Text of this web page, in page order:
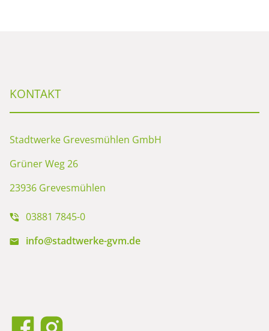
KONTAKT
Stadtwerke Grevesmühlen GmbH
Grüner Weg 26
23936 Grevesmühlen
03881 7845-0
info@stadtwerke-gvm.de